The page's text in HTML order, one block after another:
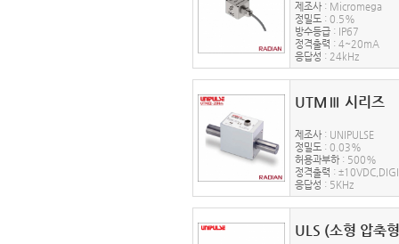
제조사 : Micromega
정밀도 : 0.5%
방수등급 : IP67
정격출력 : 4~20mA
응답성 : 24kHz
UTMⅢ 시리즈
제조사 : UNIPULSE
정밀도 : 0.03%
허용과부하 : 500%
정격출력 :
응답성 : 5KHz
ULS (소형 압축